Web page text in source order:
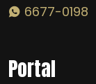
6677-0198
Portal